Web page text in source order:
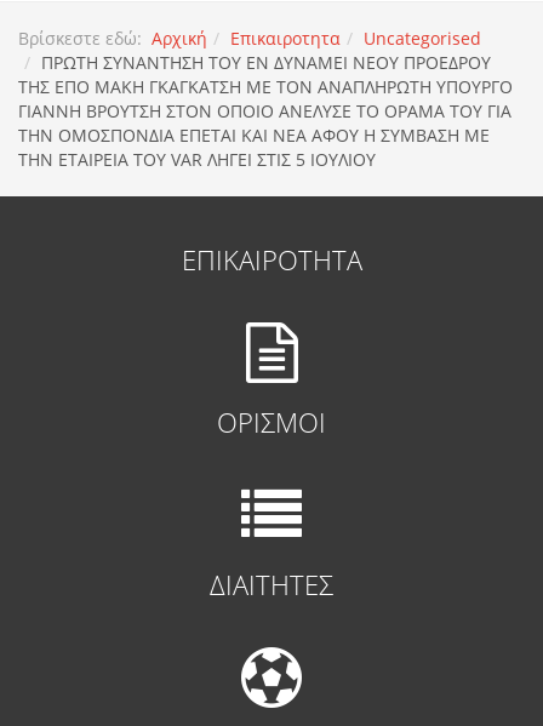
Βρίσκεστε εδώ: Αρχική Επικαιροτητα
Uncategorised
ΠΡΩΤΗ ΣΥΝΑΝΤΗΣΗ ΤΟΥ ΕΝ ΔΥΝΑΜΕΙ ΝΕΟΥ ΠΡΟΕΔΡΟΥ
ΤΗΣ ΕΠΟ ΜΑΚΗ ΓΚΑΓΚΑΤΣΗ ΜΕ ΤΟΝ ΑΝΑΠΛΗΡΩΤΗ ΥΠΟΥΡΓΟ
ΓΙΑΝΝΗ ΒΡΟΥΤΣΗ ΣΤΟΝ ΟΠΟΙΟ ΑΝΕΛΥΣΕ ΤΟ ΟΡΑΜΑ ΤΟΥ ΓΙΑ
ΤΗΝ ΟΜΟΣΠΟΝΔΙΑ ΕΠΕΤΑΙ ΚΑΙ ΝΕΑ ΑΦΟΥ Η ΣΥΜΒΑΣΗ ΜΕ
ΤΗΝ ΕΤΑΙΡΕΙΑ ΤΟΥ VAR ΛΗΓΕΙ ΣΤΙΣ 5 ΙΟΥΛΙΟΥ
ΕΠΙΚΑΙΡΟΤΗΤΑ
ΟΡΙΣΜΟΙ
ΔΙΑΙΤΗΤΕΣ